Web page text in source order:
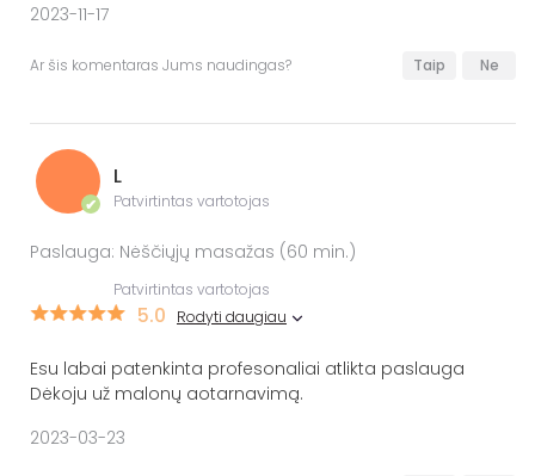
2023-11-17
Ar šis komentaras Jums naudingas? Taip Ne
✔
L
Patvirtintas vartotojas
Paslauga: Nėščiųjų masažas (60 min.)
Patvirtintas vartotojas
5.0 Rodyti daugiau
Esu labai patenkinta profesonaliai atlikta paslauga
Dėkoju už malonų aotarnavimą.
2023-03-23